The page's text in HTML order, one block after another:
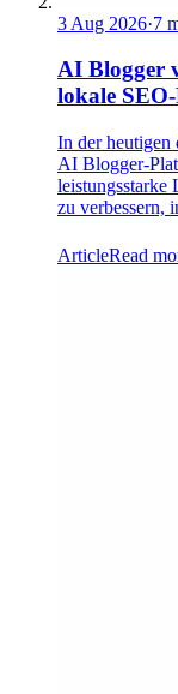
3 Aug 2026·7
AI Blogger
lokale
In der heutigen
AI Blogger-
leistungsstarke
zu verbessern,
ArticleRead